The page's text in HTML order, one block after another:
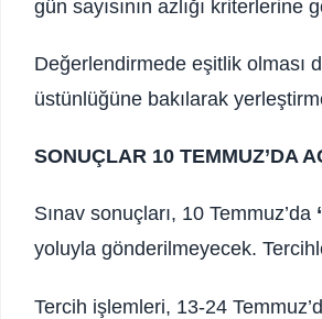
gün sayısının azlığı kriterlerine
Değerlendirmede eşitlik olması
üstünlüğüne bakılarak
SONUÇLAR 10 TEMMUZ’DA
Sınav sonuçları, 10 Temmuz’da
yoluyla gönderilmeyecek.
Tercih işlemleri, 13-24